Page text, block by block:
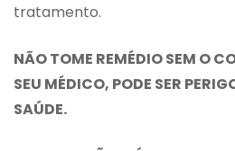
tratamento.
NÃO TOME REMÉDIO SEM O
SEU MÉDICO, PODE SER
SAÚDE.